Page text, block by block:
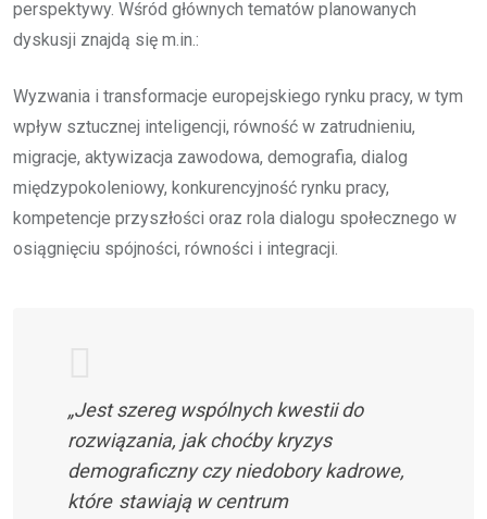
perspektywy. Wśród głównych tematów planowanych
dyskusji znajdą się m.in.:
Wyzwania i transformacje europejskiego rynku pracy, w tym
wpływ sztucznej inteligencji, równość w zatrudnieniu,
migracje, aktywizacja zawodowa, demografia, dialog
międzypokoleniowy, konkurencyjność rynku pracy,
kompetencje przyszłości oraz rola dialogu społecznego w
osiągnięciu spójności, równości i integracji.
„Jest szereg wspólnych kwestii do
rozwiązania, jak choćby kryzys
demograficzny czy niedobory kadrowe,
które stawiają w centrum